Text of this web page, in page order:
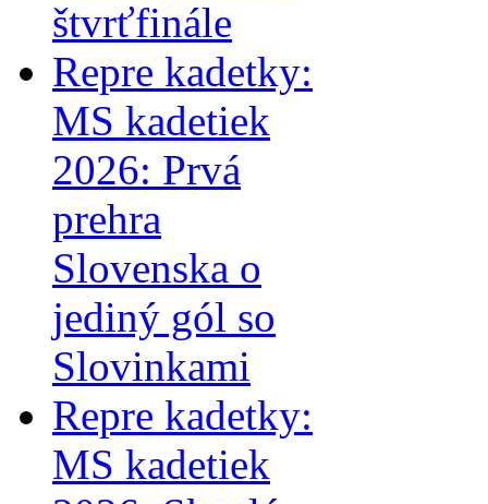
štvrťfinále
Repre kadetky:
MS kadetiek
2026: Prvá
prehra
Slovenska o
jediný gól so
Slovinkami
Repre kadetky:
MS kadetiek